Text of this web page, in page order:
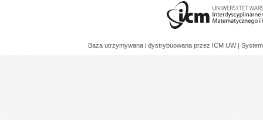
Baza utrzymywana i dystrybuowana przez ICM UW |